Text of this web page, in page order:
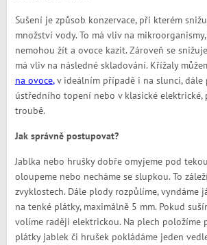
Sušení je způsob konzervace, při kterém
množství vody. To má vliv na
nemohou žít a ovoce kazit. Zároveň se
má vliv na následné skladování. Křížaly
na ovoce,v ideálním případě i na slunci, dále
ústředního topení nebo v klasické elektrické,
troubě.
Jak správně postupovat?
Jablka nebo hrušky dobře omyjeme pod
oloupeme nebo necháme se slupkou. To
zvyklostech. Dále plody rozpůlíme, vyndáme
na tenké plátky, maximálně 5 mm. Pokud
volíme raději elektrickou. Na plech položíme
plátky jablek či hrušek pokládáme jeden